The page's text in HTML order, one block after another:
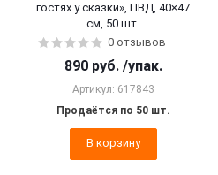
гостях у сказки», ПВД, 40×47
см, 50 шт.
0 отзывов
890 руб. /упак.
Артикул: 617843
Продаётся по 50 шт.
В корзину